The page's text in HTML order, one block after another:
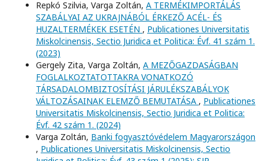
Repkó Szilvia, Varga Zoltán, A TERMÉKIMPORTÁLÁS
SZABÁLYAI AZ UKRAJNÁBÓL ÉRKEZŐ ACÉL- ÉS
HUZALTERMÉKEK ESETÉN , Publicationes Universitatis
Miskolcinensis, Sectio Juridica et Politica: Évf. 41 szám 1.
(2023)
Gergely Zita, Varga Zoltán, A MEZŐGAZDASÁGBAN
FOGLALKOZTATOTTAKRA VONATKOZÓ
TÁRSADALOMBIZTOSÍTÁSI JÁRULÉKSZABÁLYOK
VÁLTOZÁSAINAK ELEMZŐ BEMUTATÁSA , Publicationes
Universitatis Miskolcinensis, Sectio Juridica et Politica:
Évf. 42 szám 1. (2024)
Varga Zoltán, Banki fogyasztóvédelem Magyarországon
, Publicationes Universitatis Miskolcinensis, Sectio